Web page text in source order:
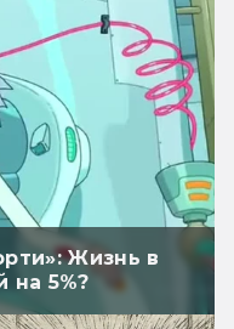
Жизнь в
на 5%?